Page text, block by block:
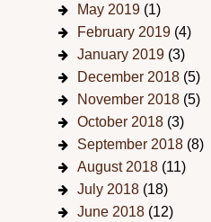
May 2019 (1)
February 2019 (4)
January 2019 (3)
December 2018 (5)
November 2018 (5)
October 2018 (3)
September 2018 (8)
August 2018 (11)
July 2018 (18)
June 2018 (12)